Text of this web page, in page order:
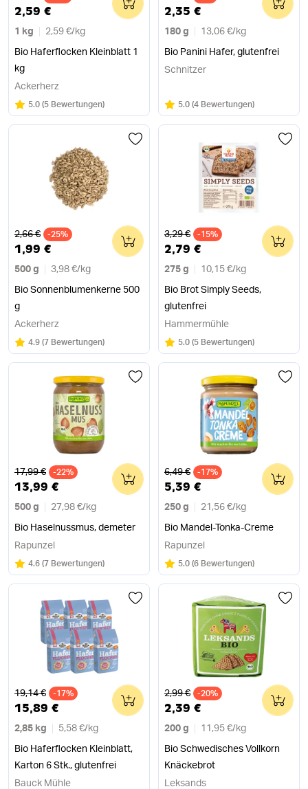
2,59 €
1 kg 2,59 €/ kg
Bio Haferflocken Kleinblatt 1
kg
Ackerherz
Bewertung:
5.0/5
(5 Bewertungen)
2,35 €
180 g 13,06 €/ kg
Bio Panini Hafer, glutenfrei
Schnitzer
Bewertung:
5.0/5
(4 Bewertungen)
Alter Preis
2,66 € -25%
1,99 €
500 g 3,98 €/ kg
Bio Sonnenblumenkerne 500
g
0
Ackerherz
Bewertung:
4.9/5
(7 Bewertungen)
Alter Preis
3,29 € -15%
2,79 €
275 g 10,15 €/ kg
Bio Brot Simply Seeds,
glutenfrei
0
Hammermühle
Bewertung:
5.0/5
(5 Bewertungen)
Alter Preis
17,99 € -22%
13,99 €
500 g 27,98 €/ kg
Bio Haselnussmus, demeter
0
Rapunzel
Bewertung:
4.6/5
(7 Bewertungen)
Alter Preis
6,49 € -17%
5,39 €
250 g 21,56 €/ kg
Bio Mandel-Tonka-Creme
0
Rapunzel
Bewertung:
5.0/5
(6 Bewertungen)
Alter Preis
19,14 € -17%
15,89 €
2,85 kg 5,58 €/ kg
Bio Haferflocken Kleinblatt,
Karton 6 Stk., glutenfrei
0
Bauck Mühle
Alter Preis
2,99 € -20%
2,39 €
200 g 11,95 €/ kg
Bio Schwedisches Vollkorn
Knäckebrot
0
Leksands